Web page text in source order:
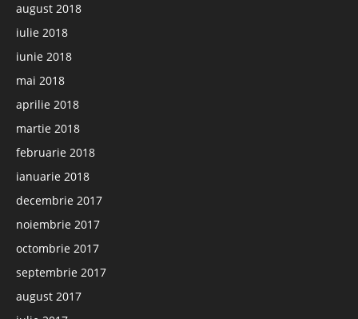
august 2018
iulie 2018
iunie 2018
mai 2018
aprilie 2018
martie 2018
februarie 2018
ianuarie 2018
decembrie 2017
noiembrie 2017
octombrie 2017
septembrie 2017
august 2017